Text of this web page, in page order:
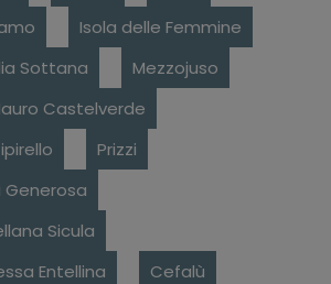
Isola delle Femmine
Sottana
Mezzojuso
Castelverde
Prizzi
Generosa
Sicula
Entellina
Cefalù